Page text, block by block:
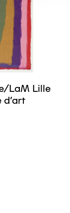
LaM Lille
d’art